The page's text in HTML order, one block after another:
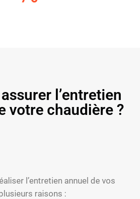
l’entretien
votre chaudière ?
l’entretien annuel de vos
raisons :